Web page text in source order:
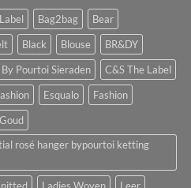
Bag2bag
Bear
Black Blouse
BR&DY
By Pourtoi Sieraden
C&S The Label
Esqualo
Fashion
Goud
rosé hanger bypourtoi ketting